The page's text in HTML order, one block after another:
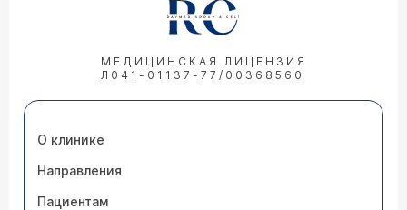
МЕДИЦИНСКАЯ ЛИЦЕНЗИЯ
Л041-01137-77/00368560
О клинике
Направления
Пациентам